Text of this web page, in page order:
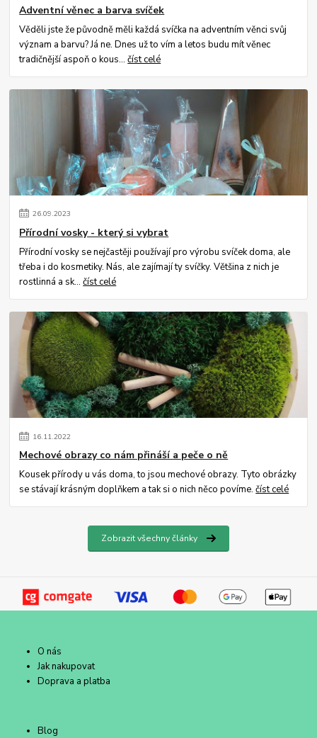
Adventní věnec a barva svíček
Věděli jste že původně měli každá svíčka na adventním věnci svůj
význam a barvu? Já ne. Dnes už to vím a letos budu mít věnec
tradičnější aspoň o kous...číst celé
26.09.2023
Přírodní vosky - který si vybrat
Přírodní vosky se nejčastěji používají pro výrobu svíček doma, ale
třeba i do kosmetiky. Nás, ale zajímají ty svíčky. Většina z nich je
rostlinná a sk...číst celé
16.11.2022
Mechové obrazy co nám přináší a peče o ně
Kousek přírody u vás doma, to jsou mechové obrazy. Tyto obrázky
se stávají krásným doplňkem a tak si o nich něco povíme.číst celé
Zobrazit všechny články
O nás
Jak nakupovat
Doprava a platba
Blog